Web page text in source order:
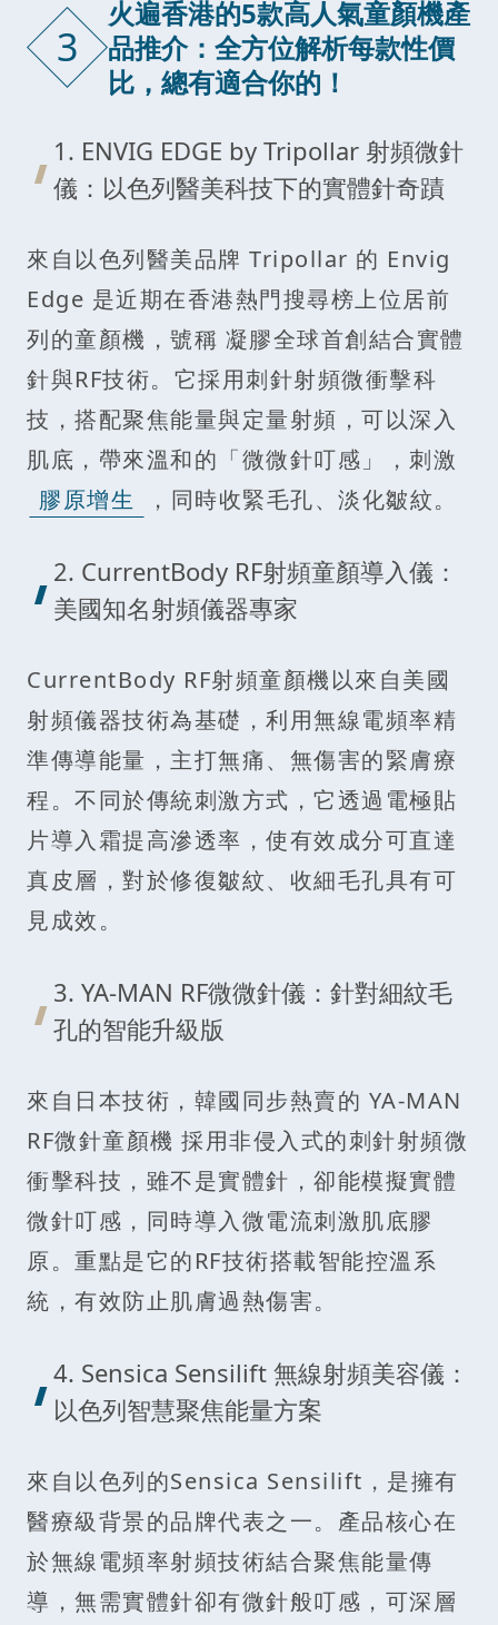
3
火遍香港的5款高人氣童顏機產
品推介：全方位解析每款性價
比，總有適合你的！
1. ENVIG EDGE by Tripollar 射頻微針
儀：以色列醫美科技下的實體針奇蹟
來自以色列醫美品牌 Tripollar 的 Envig
Edge 是近期在香港熱門搜尋榜上位居前
列的童顏機，號稱 凝膠全球首創結合實體
針與RF技術。它採用刺針射頻微衝擊科
技，搭配聚焦能量與定量射頻，可以深入
肌底，帶來溫和的「微微針叮感」，刺激
膠原增生
，同時收緊毛孔、淡化皺紋。
2. CurrentBody RF射頻童顏導入儀：
美國知名射頻儀器專家
CurrentBody RF射頻童顏機以來自美國
射頻儀器技術為基礎，利用無線電頻率精
準傳導能量，主打無痛、無傷害的緊膚療
程。不同於傳統刺激方式，它透過電極貼
片導入霜提高滲透率，使有效成分可直達
真皮層，對於修復皺紋、收細毛孔具有可
見成效。
3. YA-MAN RF微微針儀：針對細紋毛
孔的智能升級版
來自日本技術，韓國同步熱賣的 YA-MAN
RF微針童顏機 採用非侵入式的刺針射頻微
衝擊科技，雖不是實體針，卻能模擬實體
微針叮感，同時導入微電流刺激肌底膠
原。重點是它的RF技術搭載智能控溫系
統，有效防止肌膚過熱傷害。
4. Sensica Sensilift 無線射頻美容儀：
以色列智慧聚焦能量方案
來自以色列的Sensica Sensilift，是擁有
醫療級背景的品牌代表之一。產品核心在
於無線電頻率射頻技術結合聚焦能量傳
導，無需實體針卻有微針般叮感，可深層